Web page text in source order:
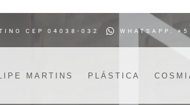
CEP 04038-032 WHATSAPP:
MARTINS PLÁSTICA